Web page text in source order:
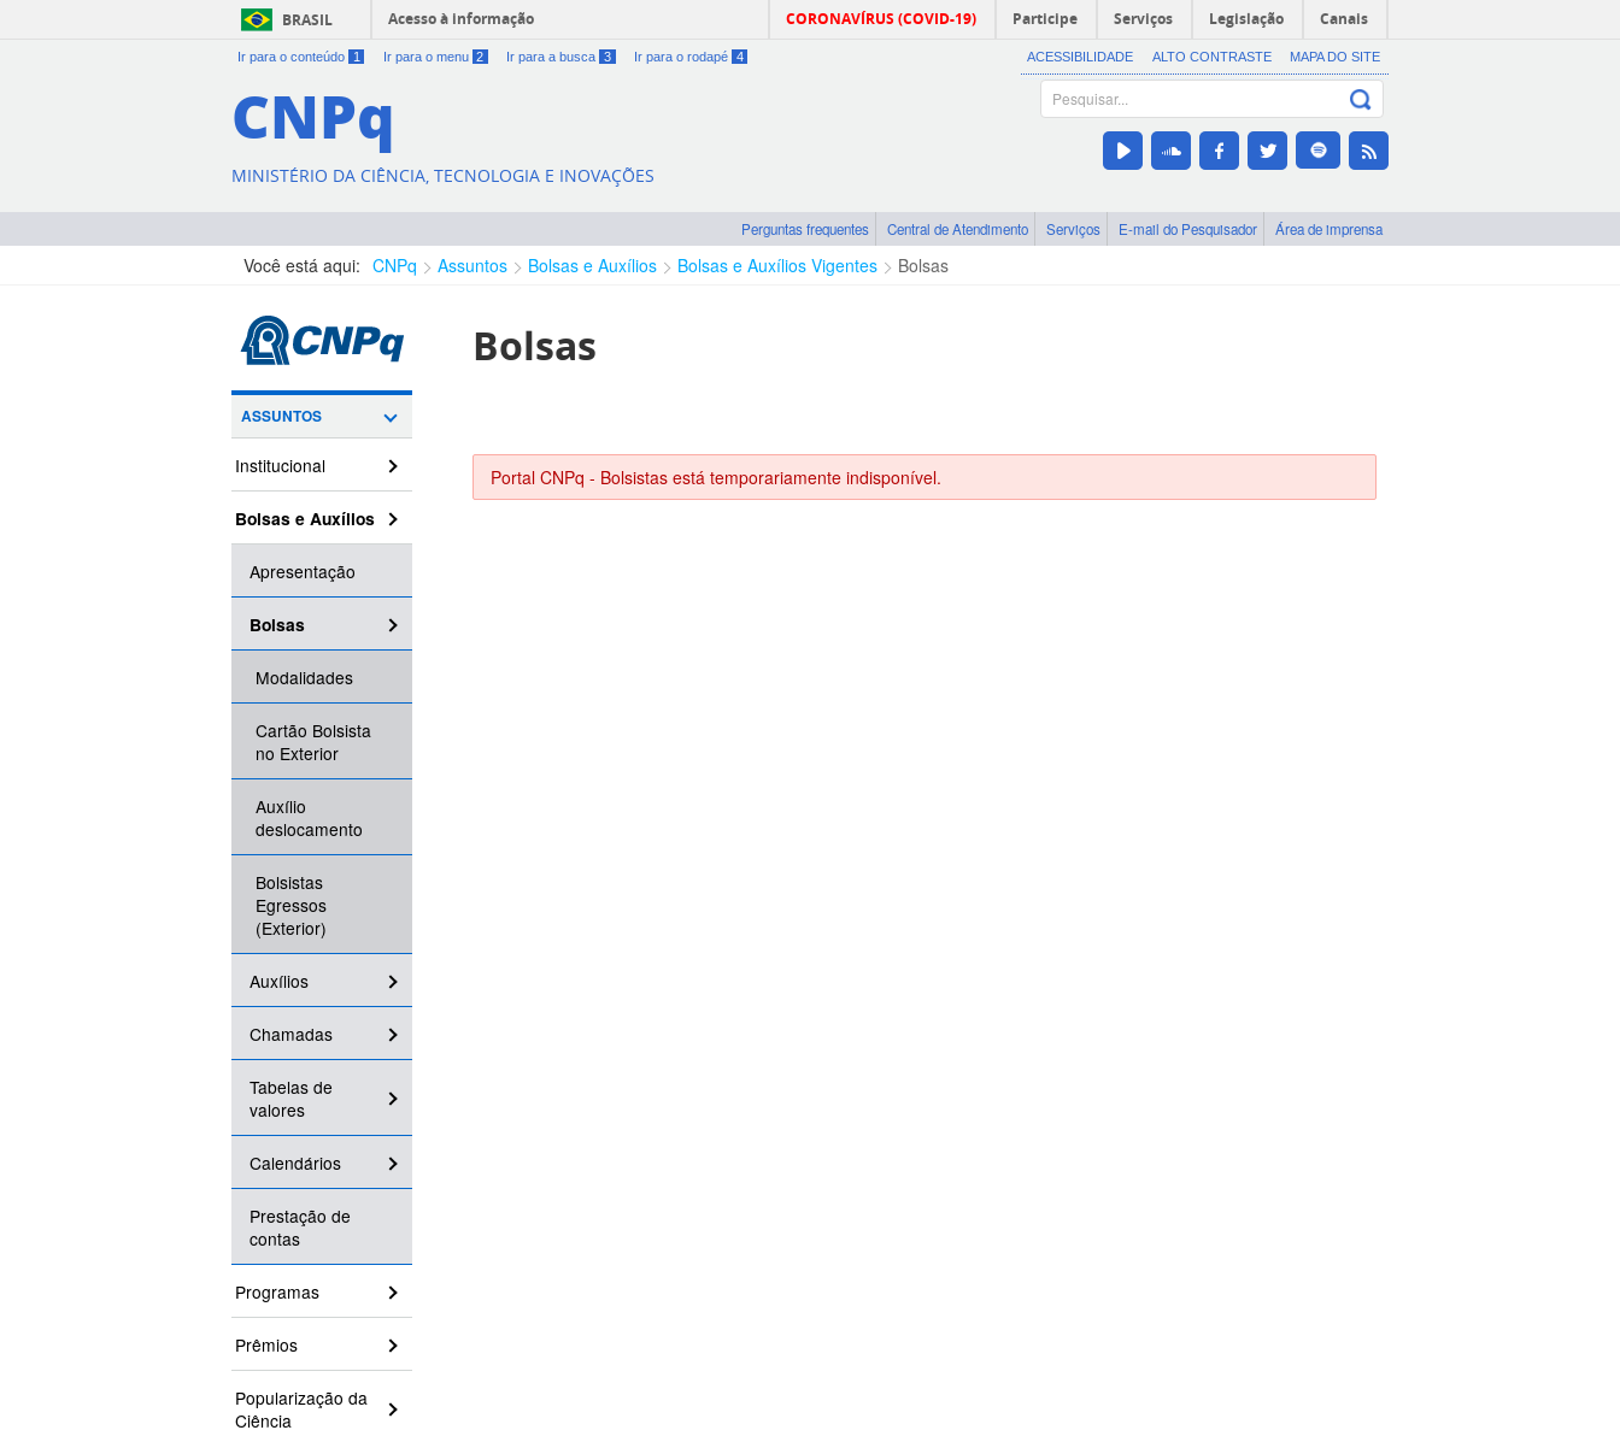
BRASIL Acesso à informação CORONAVÍRUS (COVID-19) Participe Serviços Legislação Canais
Ir para o conteúdo 1 Ir para o menu 2 Ir para a busca 3 Ir para o rodapé 4 ACESSIBILIDADE ALTO CONTRASTE MAPA DO SITE
CNPq
MINISTÉRIO DA CIÊNCIA, TECNOLOGIA E INOVAÇÕES
Perguntas frequentes Central de Atendimento Serviços E-mail do Pesquisador Área de imprensa
Você está aqui: CNPq Assuntos Bolsas e Auxílios Bolsas e Auxílios Vigentes Bolsas
ASSUNTOS
Institucional
Bolsas e Auxílios
Apresentação
Bolsas
Modalidades
Cartão Bolsista
no Exterior
Auxílio
deslocamento
Bolsistas
Egressos
(Exterior)
Auxílios
Chamadas
Tabelas de
valores
Calendários
Prestação de
contas
Programas
Prêmios
Popularização da
Ciência
Bolsas
Portal CNPq - Bolsistas está temporariamente indisponível.